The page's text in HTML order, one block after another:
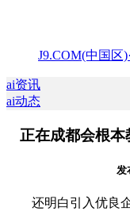
J9.COM(中国区
ai资讯
ai动态
正在成都会根
发
还明白引入优良企